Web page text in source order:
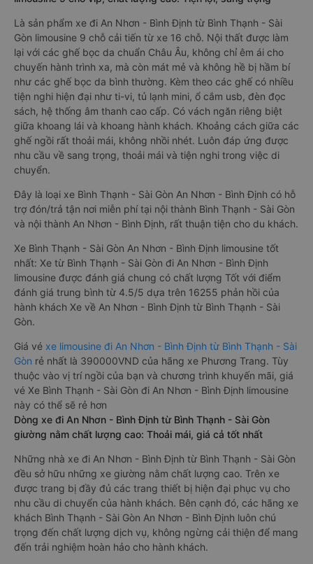
Là sản phẩm xe đi An Nhơn - Bình Định từ Bình Thạnh - Sài
Gòn limousine 9 chỗ cải tiến từ xe 16 chỗ. Nội thất được làm
lại với các ghế bọc da chuẩn Châu Âu, không chỉ êm ái cho
chuyến hành trình xa, mà còn mát mẻ và không hề bị hầm bí
như các ghế bọc da bình thường. Kèm theo các ghế có nhiều
tiện nghi hiện đại như ti-vi, tủ lạnh mini, ổ cắm usb, đèn đọc
sách, hệ thống âm thanh cao cấp. Có vách ngăn riêng biệt
giữa khoang lái và khoang hành khách. Khoảng cách giữa các
ghế ngồi rất thoải mái, không nhồi nhét. Luôn đáp ứng được
nhu cầu về sang trọng, thoải mái và tiện nghi trong việc di
chuyển.
Đây là loại xe Bình Thạnh - Sài Gòn An Nhơn - Bình Định có hỗ
trợ đón/trả tận nơi miễn phí tại nội thành Bình Thạnh - Sài Gòn
và nội thành An Nhơn - Bình Định, rất thuận tiện cho du khách.
Xe Bình Thạnh - Sài Gòn An Nhơn - Bình Định limousine tốt
nhất: Xe từ Bình Thạnh - Sài Gòn đi An Nhơn - Bình Định
limousine được đánh giá chung có chất lượng Tốt với điểm
đánh giá trung bình từ 4.5/5 dựa trên 16255 phản hồi của
hành khách Xe về An Nhơn - Bình Định từ Bình Thạnh - Sài
Gòn.
Giá vé xe limousine đi An Nhơn - Bình Định từ Bình Thạnh - Sài
Gòn rẻ nhất là 390000VND của hãng xe Phương Trang. Tùy
thuộc vào vị trí ngồi của bạn và chương trình khuyến mãi, giá
vé Xe Bình Thạnh - Sài Gòn đi An Nhơn - Bình Định limousine
này có thể sẽ rẻ hơn
Dòng xe đi An Nhơn - Bình Định từ Bình Thạnh - Sài Gòn
giường nằm chất lượng cao: Thoải mái, giá cả tốt nhất
Những nhà xe đi An Nhơn - Bình Định từ Bình Thạnh - Sài Gòn
đều sở hữu những xe giường nằm chất lượng cao. Trên xe
được trang bị đầy đủ các trang thiết bị hiện đại phục vụ cho
nhu cầu di chuyển của hành khách. Bên cạnh đó, các hãng xe
khách Bình Thạnh - Sài Gòn An Nhơn - Bình Định luôn chú
trọng đến chất lượng dịch vụ, không ngừng cải thiện để mang
đến trải nghiệm hoàn hảo cho hành khách.